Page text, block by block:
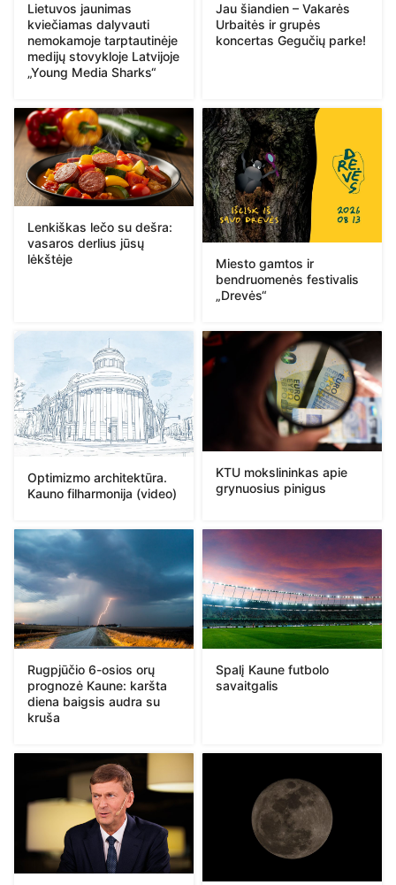
Lietuvos jaunimas
kviečiamas dalyvauti
nemokamoje tarptautinėje
medijų stovykloje Latvijoje
„Young Media Sharks“
Jau šiandien – Vakarės
Urbaitės ir grupės
koncertas Gegučių parke!
Lenkiškas lečo su dešra:
vasaros derlius jūsų
lėkštėje
Miesto gamtos ir
bendruomenės festivalis
„Drevės“
Optimizmo architektūra.
Kauno filharmonija (video)
KTU mokslininkas apie
grynuosius pinigus
Rugpjūčio 6-osios orų
prognozė Kaune: karšta
diena baigsis audra su
kruša
Spalį Kaune futbolo
savaitgalis